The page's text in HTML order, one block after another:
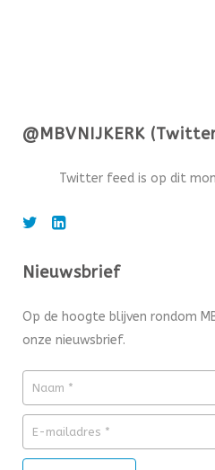
@MBVNIJKERK
Twitter feed is op dit
Nieuwsbrief
Op de hoogte blijven rondom
onze nieuwsbrief.